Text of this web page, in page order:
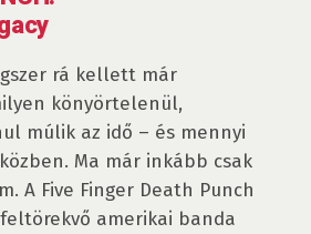
rá kellett már
könyörtelenül,
múlik az idő – és mennyi
Ma már inkább csak
A Five Finger Death Punch
amerikai banda